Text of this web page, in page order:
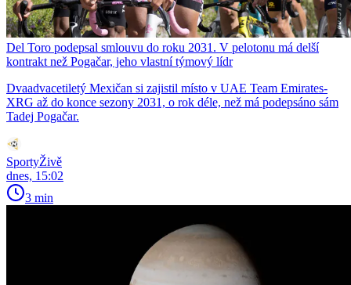
Del Toro podepsal smlouvu do roku 2031. V pelotonu má delší
kontrakt než Pogačar, jeho vlastní týmový lídr
Dvaadvacetiletý Mexičan si zajistil místo v UAE Team Emirates-
XRG až do konce sezony 2031, o rok déle, než má podepsáno sám
Tadej Pogačar.
SportyŽivě
dnes, 15:02
3 min